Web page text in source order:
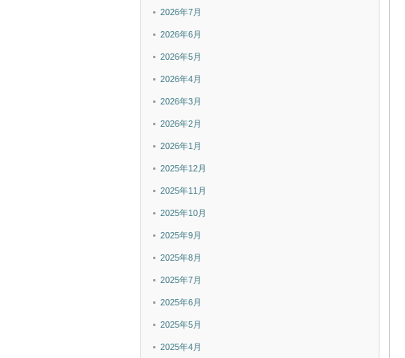
2026年7月
2026年6月
2026年5月
2026年4月
2026年3月
2026年2月
2026年1月
2025年12月
2025年11月
2025年10月
2025年9月
2025年8月
2025年7月
2025年6月
2025年5月
2025年4月